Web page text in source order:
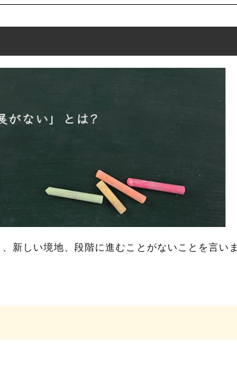
と解釈
った例文と意味を解釈
語や類義語・言い換え
新しい境地、段階に進むことがないことを言いま